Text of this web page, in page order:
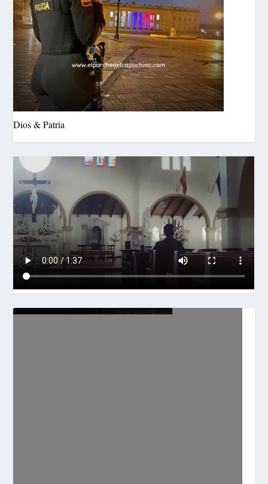
Dios & Patria